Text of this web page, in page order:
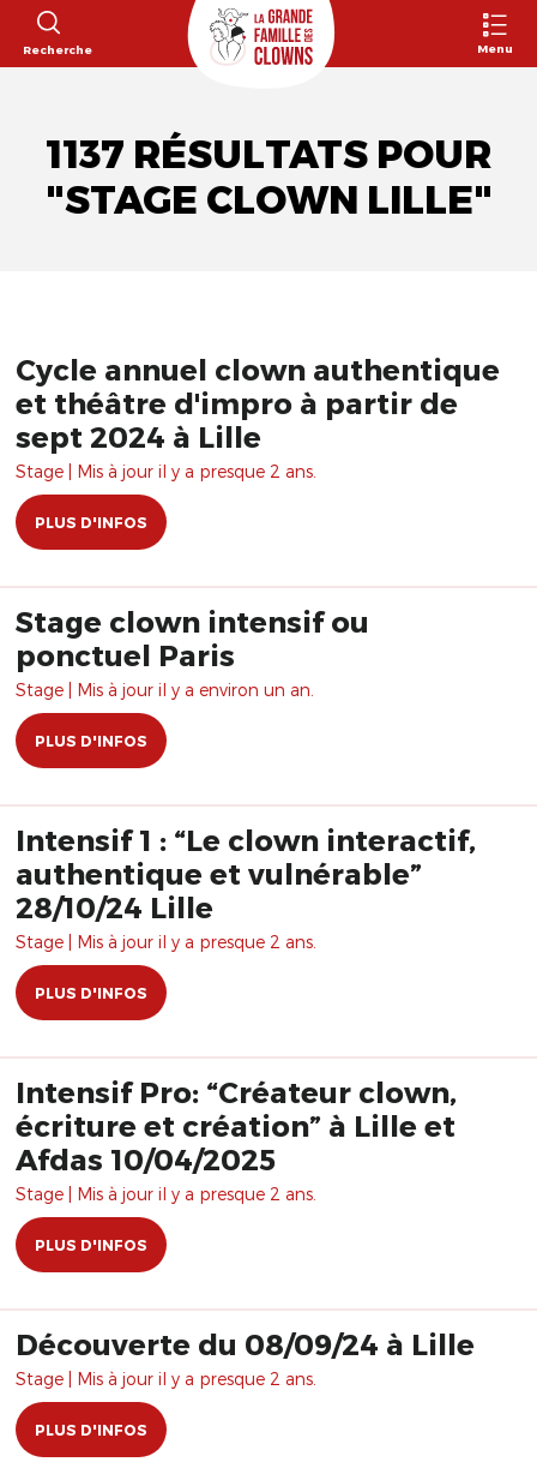
Recherche Menu
1137 RÉSULTATS POUR
"STAGE CLOWN LILLE"
Cycle annuel clown authentique
et théâtre d'impro à partir de
sept 2024 à Lille
Stage | Mis à jour il y a presque 2 ans.
PLUS D'INFOS
Stage clown intensif ou
ponctuel Paris
Stage | Mis à jour il y a environ un an.
PLUS D'INFOS
Intensif 1 : “Le clown interactif,
authentique et vulnérable”
28/10/24 Lille
Stage | Mis à jour il y a presque 2 ans.
PLUS D'INFOS
Intensif Pro: “Créateur clown,
écriture et création” à Lille et
Afdas 10/04/2025
Stage | Mis à jour il y a presque 2 ans.
PLUS D'INFOS
Découverte du 08/09/24 à Lille
Stage | Mis à jour il y a presque 2 ans.
PLUS D'INFOS